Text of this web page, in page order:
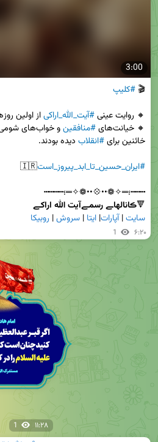
3:00
🎬 #کلیپ
🔸 روایت عینی #آیت_الله_اراکی از اولین روز‌های آغاز
🔸 خیانت‌های
#منافقین
خائنین برای #انقلاب
#ایران_حسین_تا_ابد_پیروز_است
🔻ڪانالهاـے رسمـےآیت الله اراکـے
سایت | آپارات| ایتا | سروش | روبیکا
1 ۶:۲۰
1 ۱۱:۲۸